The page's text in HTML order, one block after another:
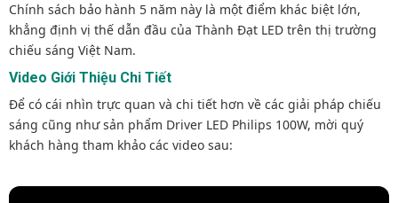
Chính sách bảo hành 5 năm này là một điểm khác biệt lớn,
khẳng định vị thế dẫn đầu của Thành Đạt LED trên thị trường
chiếu sáng Việt Nam.
Video Giới Thiệu Chi Tiết
Để có cái nhìn trực quan và chi tiết hơn về các giải pháp chiếu
sáng cũng như sản phẩm Driver LED Philips 100W, mời quý
khách hàng tham khảo các video sau: